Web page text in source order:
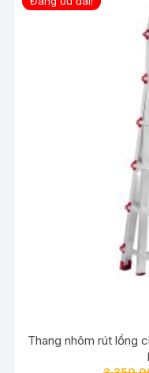
Thang nhôm rút lồng